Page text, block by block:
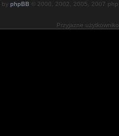
by phpBB © 2000, 2002, 2005, 2007
Przyjazne